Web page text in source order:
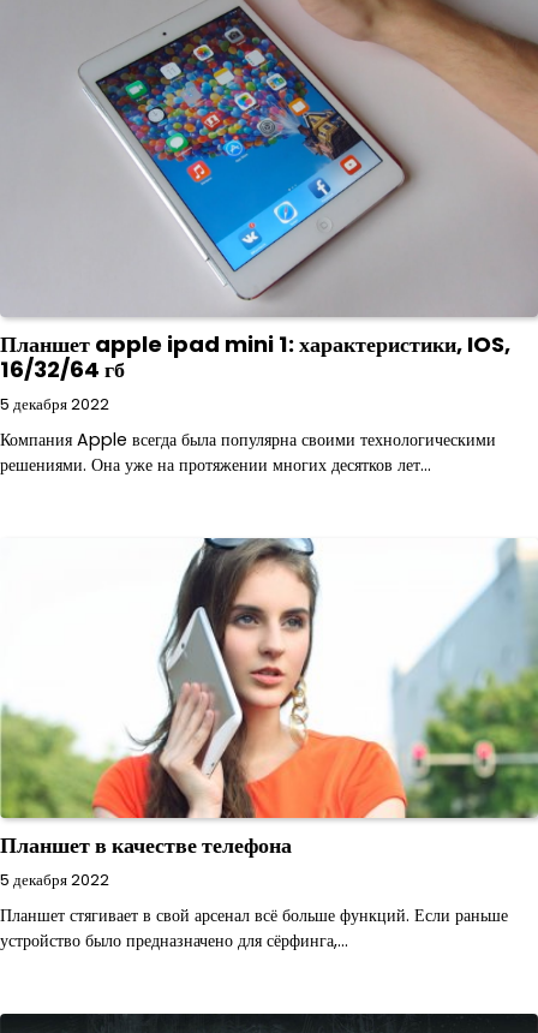
Планшет apple ipad mini 1: характеристики, IOS,
16/32/64 гб
5 декабря 2022
Компания Apple всегда была популярна своими технологическими
решениями. Она уже на протяжении многих десятков лет…
Планшет в качестве телефона
5 декабря 2022
Планшет стягивает в свой арсенал всё больше функций. Если раньше
устройство было предназначено для сёрфинга,…